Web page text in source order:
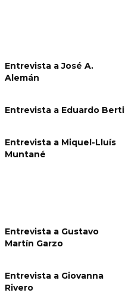
Entrevista a José A.
Alemán
Entrevista a Eduardo Berti
Entrevista a Miquel-Lluís
Muntané
Entrevista a Gustavo
Martín Garzo
Entrevista a Giovanna
Rivero